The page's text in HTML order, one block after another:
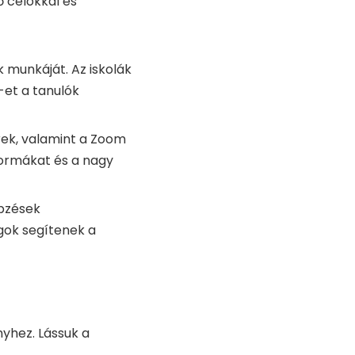
Az iskolák
et a tanulók
valamint a Zoom
és a nagy
segítenek a
Lássuk a